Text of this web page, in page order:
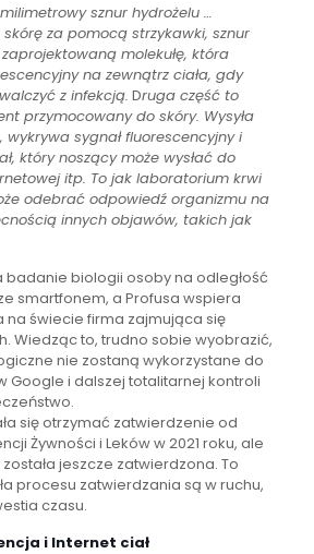
sznur hydrożelu …
za pomocą strzykawki, sznur
molekułę, która
na zewnątrz ciała, gdy
z infekcją. Druga część to
przymocowany do skóry. Wysyła
wykrywa sygnał fluorescencyjny i
który noszący może wysłać do
itp. To jak laboratorium krwi
odebrać odpowiedź organizmu na
innych objawów, takich jak
badanie biologii osoby na odległość
smartfonem, a Profusa wspiera
na świecie firma zajmująca się
Wiedząc to, trudno sobie wyobrazić,
nie zostaną wykorzystane do
Google i dalszej totalitarnej kontroli
się otrzymać zatwierdzenie od
Żywności i Leków w 2021 roku, ale
jeszcze zatwierdzona. To
procesu zatwierdzania są w ruchu,
czasu.
i Internet ciał